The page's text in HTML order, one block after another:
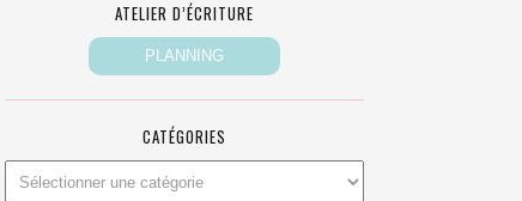
ATELIER D’ÉCRITURE
CATÉGORIES